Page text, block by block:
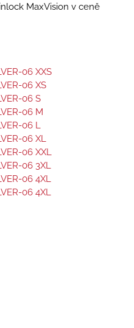
MaxVision v ceně
06 XXS
06 XS
06 S
06 M
06 L
06 XL
06 XXL
06 3XL
06 4XL
06 4XL